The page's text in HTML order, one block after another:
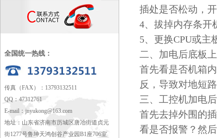
全国统一热线：
传真（FAX）：13793132511
QQ：47312761
E-mail： jnyukong@163.com
地址：山东省济南市历城区唐冶街道贞元
街1277号鲁坤天鸿创谷产业园B1座706室
插处是否松动，
4、拔掉内存条开
5、更换CPU或主
二、加电后底板
首先看是否机箱
反，导致对地短
三、工控机加电
首先去掉外围的
看是否报警？然